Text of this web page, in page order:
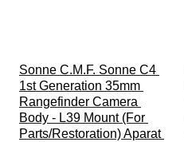
Sonne C.M.F. Sonne C4
1st Generation 35mm
Rangefinder Camera
Body - L39 Mount (For
Parts/Restoration) Aparat